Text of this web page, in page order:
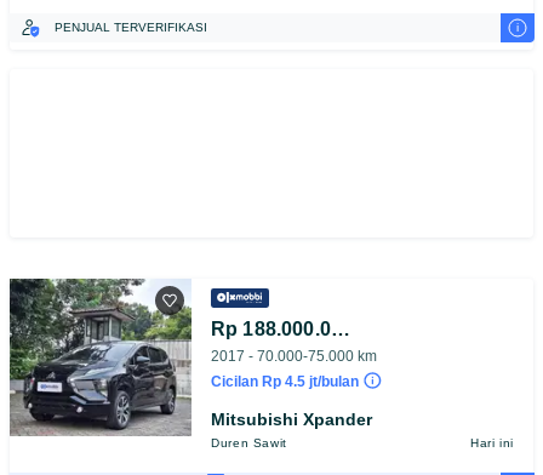
PENJUAL TERVERIFIKASI i
Rp 188.000.000
2017 - 70.000-75.000 km
Cicilan Rp 4.5 jt/bulan
Mitsubishi Xpander
Duren Sawit Hari ini